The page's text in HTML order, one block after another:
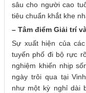
sâu cho người cao
tiêu chuẩn khắt khe
– Tâm điểm Giải trí
Sự xuất hiện của
tuyến phố đi bộ rực
nghiệm khiến nhịp
ngày trôi qua tại
như một kỳ nghỉ dài